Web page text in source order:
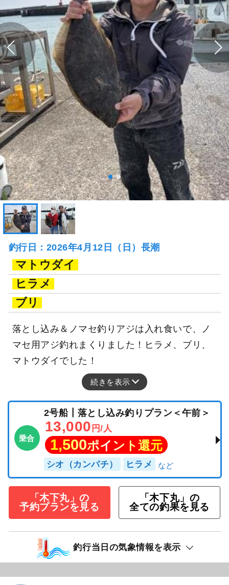
釣行日：2026年4月12日（日）長潮
マトウダイ
ヒラメ
ブリ
落とし込み＆ノマセ釣りアジは入れ食いで、ノ
マセ用アジ釣れまくりました！ヒラメ、ブリ、
マトウダイでした！
続きを表示
乗合
2号船┃落とし込み釣りプラン＜午前＞
13,000 円/人
1,500ポイント還元
シオ（カンパチ） ヒラメ
「木下丸」の
予約プランを見る
「木下丸」の
全ての釣果を見る
釣行当日の気象情報を表示